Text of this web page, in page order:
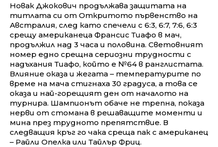
Новак Джокович продължава защитата на
титлата си от Откритото първенство на
Австралия, след като спечели с 6:3, 6:7, 7:6, 6:3
срещу американеца Франсис Тиафо в мач,
продължил над 3 часа и половина. Световният
номер едно срещна сериозни трудности с
надъхания Тиафо, който е №64 в ранглистата.
Влияние оказа и жегата – температурите по
време на мача стигнаха 30 градуса, а това се
оказа и най-горещият ден от началото на
турнира. Шампионът обаче не трепна, показа
нерви от стомана в решаващите моменти и
мина през трудното препятствие. В
следващия кръг го чака среща пак с американец
– Райли Опелка или Тайлър Фриц.